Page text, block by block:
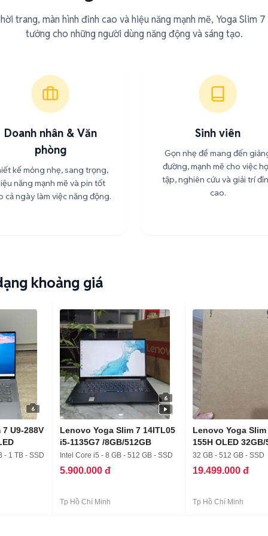
trang, màn hình đỉnh cao và hiệu năng mạnh mẽ, Yoga Slim
tưởng cho những người dùng năng động và sáng tạo.
Doanh nhân & Văn
phòng
kế mỏng nhẹ, sang trọng,
năng mạnh mẽ và pin tốt
cả ngày làm việc năng động.
Sinh viên
Gọn nhẹ để mang đến
đường, mạnh mẽ cho việc
tập, nghiên cứu và giải trí
cao.
khoảng giá
6
U9-288V
- 1 TB - SSD
6
Lenovo Yoga Slim 7 14ITL05
i5-1135G7 /8GB/512GB
Intel Core i5 - 8 GB - 512 GB - SSD
5.900.000 đ
Tp Hồ Chí Minh
Lenovo Yoga
155H OLED 32GB/
Xám
32 GB - 512 GB - SSD
19.499.000 đ
Tp Hồ Chí Minh